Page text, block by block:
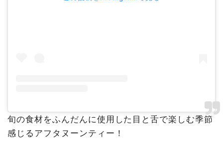
旬の食材をふんだんに使用した目と舌で楽しむ季節
感じるアフタヌーンティー！